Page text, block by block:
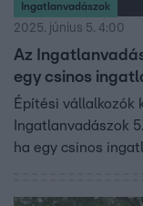
Ingatlanvadászok
2025. június 5. 4:00
Az
egy csinos
Építési vállalkozók
Ingatlanvadászok
ha egy csinos